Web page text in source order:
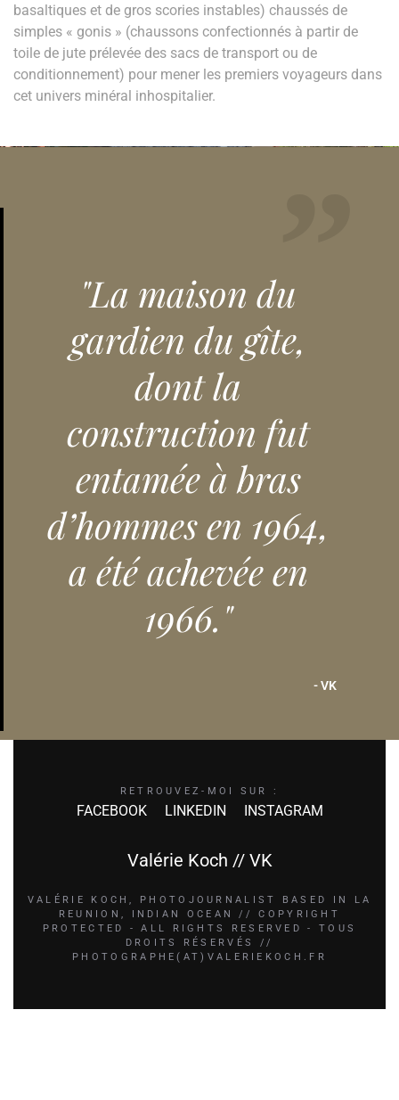
basaltiques et de gros scories instables) chaussés de
simples « gonis » (chaussons confectionnés à partir de
toile de jute prélevée des sacs de transport ou de
conditionnement) pour mener les premiers voyageurs dans
cet univers minéral inhospitalier.
"La maison du
gardien du gîte,
dont la
construction fut
entamée à bras
d’hommes en 1964,
a été achevée en
1966."
VK
Valérie Koch // VK
VALÉRIE KOCH, PHOTOJOURNALIST BASED IN LA
REUNION, INDIAN OCEAN // COPYRIGHT
PROTECTED - ALL RIGHTS RESERVED - TOUS
DROITS RÉSERVÉS //
PHOTOGRAPHE(AT)VALERIEKOCH.FR
RETROUVEZ-MOI SUR :
FACEBOOK LINKEDIN INSTAGRAM